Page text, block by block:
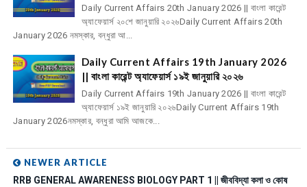
Daily Current Affairs 20th January 2026 || বাংলা কারেন্ট
অ্যাফেয়ার্স ২০শে জানুয়ারি ২০২৬Daily Current Affairs 20th
January 2026 নমস্কার, বন্ধুরা আ...
Daily Current Affairs 19th January 2026
|| বাংলা কারেন্ট অ্যাফেয়ার্স ১৯ই জানুয়ারি ২০২৬
Daily Current Affairs 19th January 2026 || বাংলা কারেন্ট
অ্যাফেয়ার্স ১৯ই জানুয়ারি ২০২৬Daily Current Affairs 19th
January 2026নমস্কার, বন্ধুরা আমি আজকে...
NEWER ARTICLE
RRB GENERAL AWARENESS BIOLOGY PART 1 || জীববিদ্যা কলা ও কোষ